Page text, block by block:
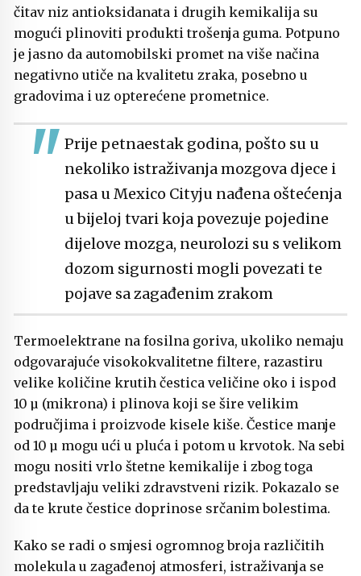
čitav niz antioksidanata i drugih kemikalija su
mogući plinoviti produkti trošenja guma. Potpuno
je jasno da automobilski promet na više načina
negativno utiče na kvalitetu zraka, posebno u
gradovima i uz opterećene prometnice.
Prije petnaestak godina, pošto su u
nekoliko istraživanja mozgova djece i
pasa u Mexico Cityju nađena oštećenja
u bijeloj tvari koja povezuje pojedine
dijelove mozga, neurolozi su s velikom
dozom sigurnosti mogli povezati te
pojave sa zagađenim zrakom
Termoelektrane na fosilna goriva, ukoliko nemaju
odgovarajuće visokokvalitetne filtere, razastiru
velike količine krutih čestica veličine oko i ispod
10 µ (mikrona) i plinova koji se šire velikim
područjima i proizvode kisele kiše. Čestice manje
od 10 µ mogu ući u pluća i potom u krvotok. Na sebi
mogu nositi vrlo štetne kemikalije i zbog toga
predstavljaju veliki zdravstveni rizik. Pokazalo se
da te krute čestice doprinose srčanim bolestima.
Kako se radi o smjesi ogromnog broja različitih
molekula u zagađenoj atmosferi, istraživanja se